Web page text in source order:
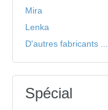
Mira
Lenka
D'autres fabricants ...
Spécial